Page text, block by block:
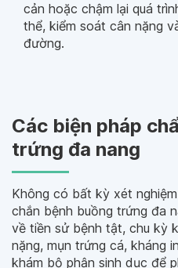
cản hoặc chậm lại quá
thể, kiểm soát cân nặng
đường.
Các biện pháp
trứng đa nang
Không có bất kỳ xét
chắn bệnh buồng trứng đa
về tiền sử bệnh tật, chu kỳ
nặng, mụn trứng cá, kháng
khám bộ phận sinh dục để